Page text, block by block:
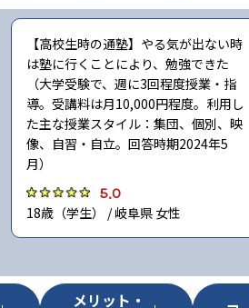
【高校生時の通塾】やる気が出ない時
は塾に行くことにより、勉強できた
（大学受験で、週に3回程度授業・指
導。受講料は月10,000円程度。利用し
た主な授業スタイル：集団、個別、映
像、自習・自立。回答時期2024年5
月）
5.0
18歳（学生） / 岐阜県 女性
メリット・